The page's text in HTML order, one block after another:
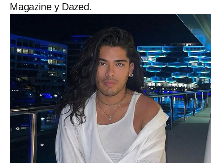
Magazine y Dazed.